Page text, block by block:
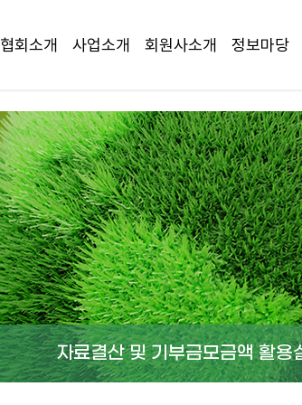
협회소개 사업소개 회원사소개 정보마당
자료결산 및 기부금모금액 활용